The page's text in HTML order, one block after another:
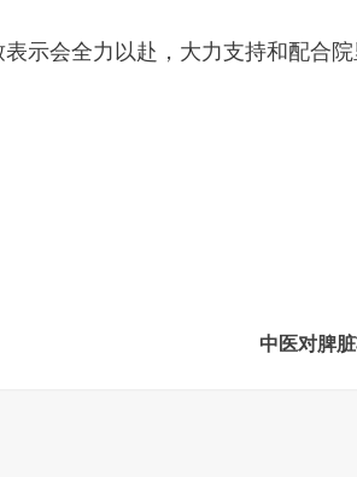
示会全力以赴，大力支持和配合
中医对脾